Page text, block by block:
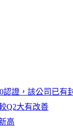
證，該公司已有
Q2大有改善
高